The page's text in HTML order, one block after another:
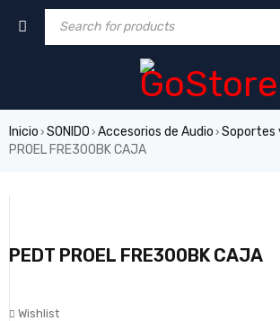
Inicio › SONIDO › Accesorios de Audio › Soportes
PROEL FRE300BK CAJA
PEDT PROEL FRE300BK CAJA
Wishlist